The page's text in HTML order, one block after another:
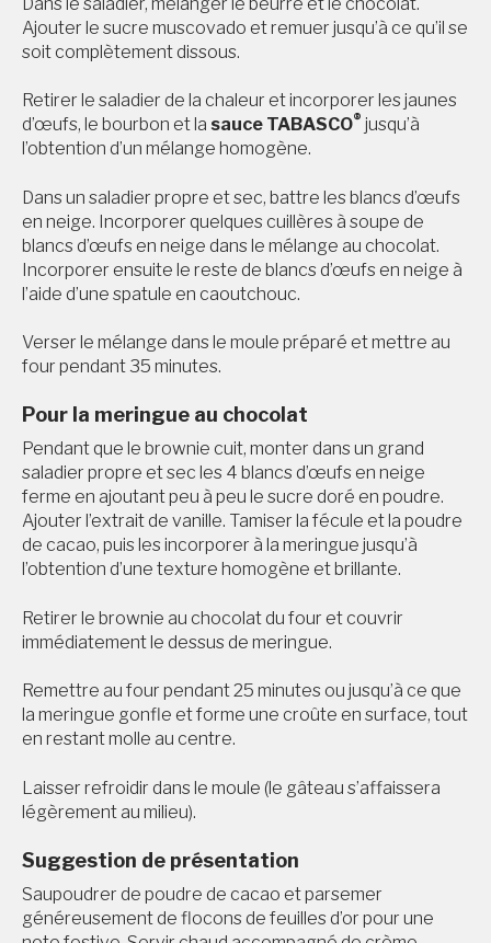
Ajouter le sucre muscovado et remuer jusqu’à ce qu’il se
soit complètement dissous.
Retirer le saladier de la chaleur et incorporer les jaunes
d’œufs, le bourbon et la sauce TABASCO® jusqu’à
l’obtention d’un mélange homogène.
Dans un saladier propre et sec, battre les blancs d’œufs
en neige. Incorporer quelques cuillères à soupe de
blancs d’œufs en neige dans le mélange au chocolat.
Incorporer ensuite le reste de blancs d’œufs en neige à
l’aide d’une spatule en caoutchouc.
Verser le mélange dans le moule préparé et mettre au
four pendant 35 minutes.
Pour la meringue au chocolat
Pendant que le brownie cuit, monter dans un grand
saladier propre et sec les 4 blancs d’œufs en neige
ferme en ajoutant peu à peu le sucre doré en poudre.
Ajouter l’extrait de vanille. Tamiser la fécule et la poudre
de cacao, puis les incorporer à la meringue jusqu’à
l’obtention d’une texture homogène et brillante.
Retirer le brownie au chocolat du four et couvrir
immédiatement le dessus de meringue.
Remettre au four pendant 25 minutes ou jusqu’à ce que
la meringue gonfle et forme une croûte en surface, tout
en restant molle au centre.
Laisser refroidir dans le moule (le gâteau s’affaissera
légèrement au milieu).
Suggestion de présentation
Saupoudrer de poudre de cacao et parsemer
généreusement de flocons de feuilles d’or pour une